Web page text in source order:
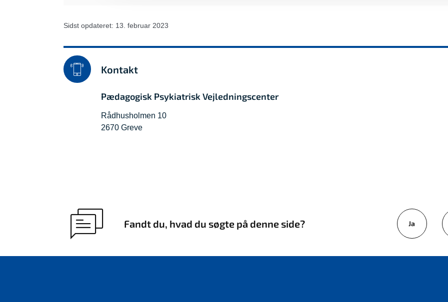
Sidst opdateret: 13. februar 2023
Kontakt
Pædagogisk Psykiatrisk Vejledningscenter
Rådhusholmen 10
2670 Greve
Fandt du, hvad du søgte på denne side? Ja